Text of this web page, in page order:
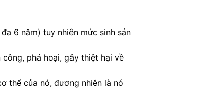
6 năm) tuy nhiên mức sinh sản
công, phá hoại, gây thiệt hại về
thể của nó, đương nhiên là nó